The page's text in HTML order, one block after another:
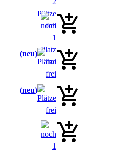
neu
neu